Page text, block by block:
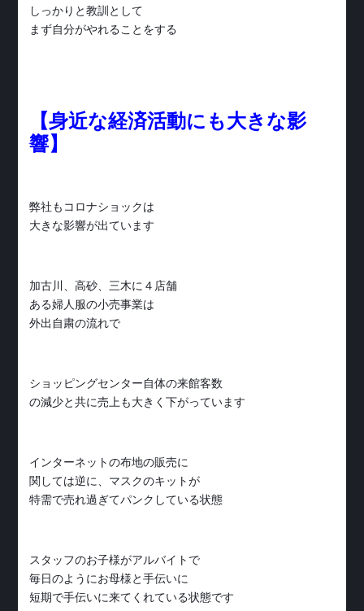
しっかりと教訓として
まず自分がやれることをする
【身近な経済活動にも大きな影
響】
弊社もコロナショックは
大きな影響が出ています
加古川、高砂、三木に４店舗
ある婦人服の小売事業は
外出自粛の流れで
ショッピングセンター自体の来館客数
の減少と共に売上も大きく下がっています
インターネットの布地の販売に
関しては逆に、マスクのキットが
特需で売れ過ぎてパンクしている状態
スタッフのお子様がアルバイトで
毎日のようにお母様と手伝いに
短期で手伝いに来てくれている状態です